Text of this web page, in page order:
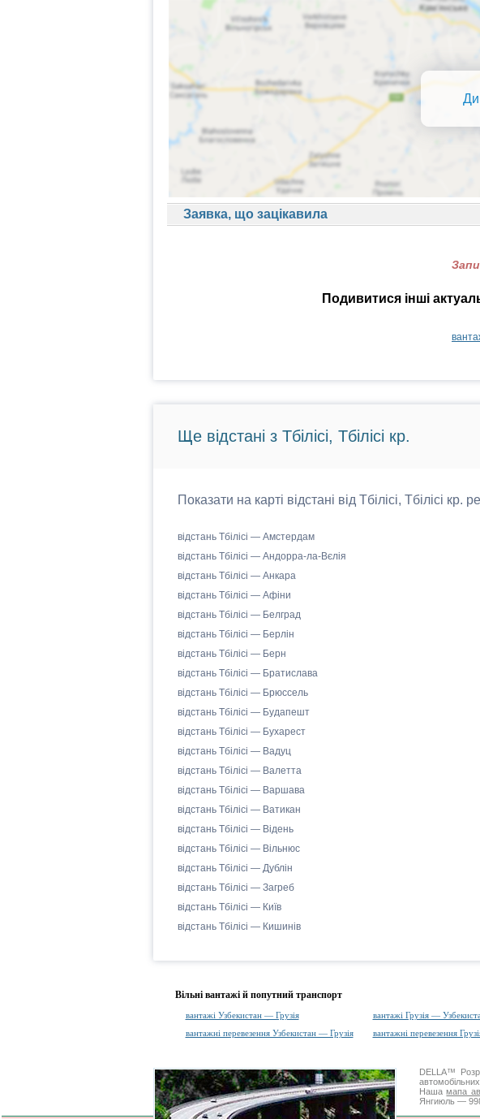
Заявка, що зацікавила
Подивитися інші
Ще відстані з Тбілісі, Тбілісі кр.
Показати на карті відстані від Тбілісі, Тбілісі
відстань Тбілісі — Амстердам
відстань Тбілісі — Андорра-ла-Вєлія
відстань Тбілісі — Анкара
відстань Тбілісі — Афіни
відстань Тбілісі — Белград
відстань Тбілісі — Берлін
відстань Тбілісі — Берн
відстань Тбілісі — Братислава
відстань Тбілісі — Брюссель
відстань Тбілісі — Будапешт
відстань Тбілісі — Бухарест
відстань Тбілісі — Вадуц
відстань Тбілісі — Валетта
відстань Тбілісі — Варшава
відстань Тбілісі — Ватикан
відстань Тбілісі — Відень
відстань Тбілісі — Вільнюс
відстань Тбілісі — Дублін
відстань Тбілісі — Загреб
відстань Тбілісі — Київ
відстань Тбілісі — Кишинів
Вільні вантажі й попутний транспорт
вантажі Узбекистан — Грузія вантажі Грузія —
вантажні перевезення Узбекистан — Грузія
вантажні перевезення
DELLA™
Нашамапа
Янгиюль —